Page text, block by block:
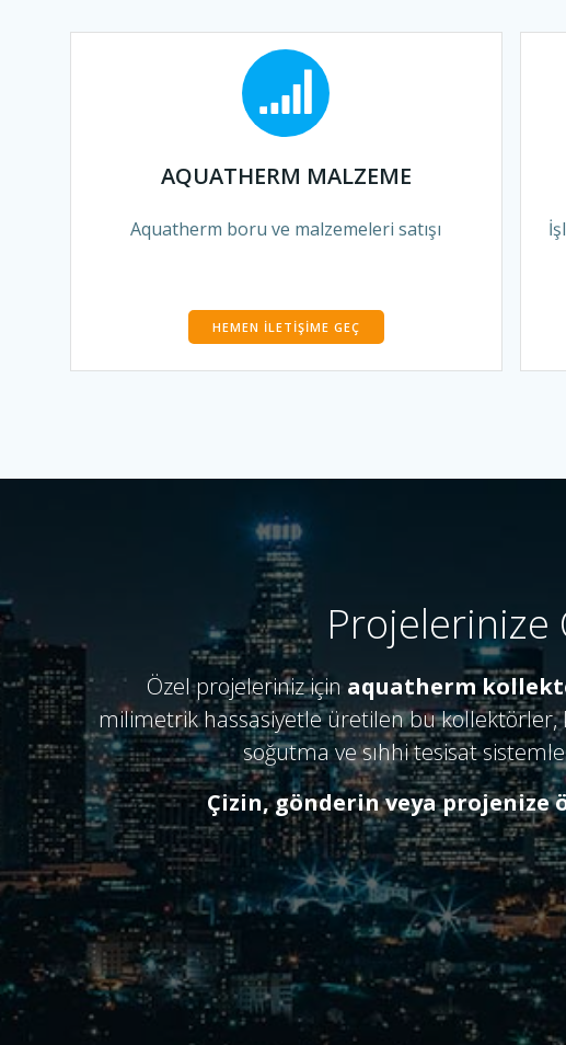
AQUATHERM MALZEME
Aquatherm boru ve malzemeleri satışı
HEMEN İLETIŞIME GEÇ
Projelerinize
Özel projeleriniz içinaquatherm
milimetrik hassasiyetle üretilen bu kollektörler,
soğutma ve sıhhi tesisat
Çizin, gönderin veya